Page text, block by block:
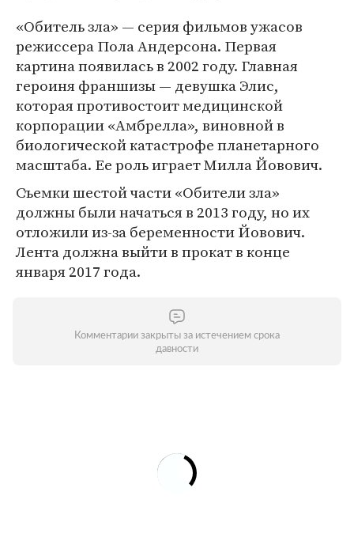
«Обитель зла» — серия фильмов ужасов
режиссера Пола Андерсона. Первая
картина появилась в 2002 году. Главная
героиня франшизы — девушка Элис,
которая противостоит медицинской
корпорации «Амбрелла», виновной в
биологической катастрофе планетарного
масштаба. Ее роль играет Милла Йовович.
Съемки шестой части «Обители зла»
должны были начаться в 2013 году, но их
отложили из-за беременности Йовович.
Лента должна выйти в прокат в конце
января 2017 года.
Комментарии закрыты за истечением срока
давности